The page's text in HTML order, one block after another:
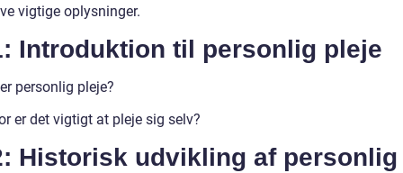
vigtige oplysninger.
Introduktion til personlig pleje
personlig pleje?
er det vigtigt at pleje sig selv?
Historisk udvikling af personlig